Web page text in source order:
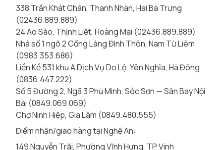
338 Trần Khát Chân, Thanh Nhàn, Hai Bà Trưng
(02436.889.889)
24 Ao Sào, Thịnh Liệt, Hoàng Mai (02436.889.889)
Nhà số 1 ngõ 2 Cổng Làng Đình Thôn, Nam Từ Liêm
(0983.353.686)
Liền Kề 531 khu A Dịch Vụ Do Lộ, Yên Nghĩa, Hà Đông
(0836.447.222)
Số 5 Đường 2, Ngã 3 Phú Minh, Sóc Sơn — Sân Bay Nội
Bài (0849.069.069)
Chợ Ninh Hiệp, Gia Lâm (0849.480.555)
Điểm nhận/giao hàng tại Nghệ An:
149 Nguyễn Trãi, Phường Vĩnh Hưng, TP Vinh